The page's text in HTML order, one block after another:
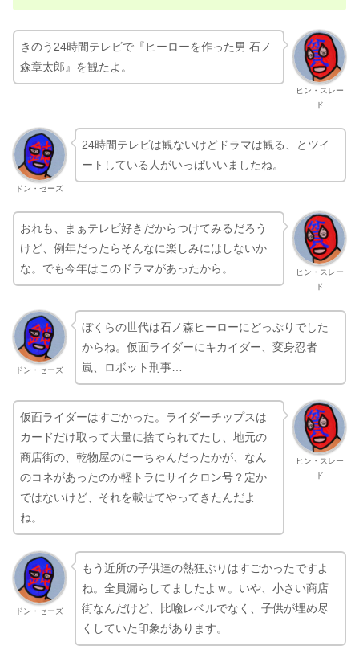
ヒン・スレー
ド
きのう24時間テレビで『ヒーローを作った男 石ノ
森章太郎』を観たよ。
ドン・セーズ
24時間テレビは観ないけどドラマは観る、とツイ
ートしている人がいっぱいいましたね。
ヒン・スレー
ド
おれも、まぁテレビ好きだからつけてみるだろう
けど、例年だったらそんなに楽しみにはしないか
な。でも今年はこのドラマがあったから。
ドン・セーズ
ぼくらの世代は石ノ森ヒーローにどっぷりでした
からね。仮面ライダーにキカイダー、変身忍者
嵐、ロボット刑事…
ヒン・スレー
ド
仮面ライダーはすごかった。ライダーチップスは
カードだけ取って大量に捨てられてたし、地元の
商店街の、乾物屋のにーちゃんだったかが、なん
のコネがあったのか軽トラにサイクロン号？定か
ではないけど、それを載せてやってきたんだよ
ね。
ドン・セーズ
もう近所の子供達の熱狂ぶりはすごかったですよ
ね。全員漏らしてましたよｗ。いや、小さい商店
街なんだけど、比喩レベルでなく、子供が埋め尽
くしていた印象があります。